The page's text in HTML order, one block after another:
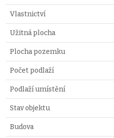
Vlastnictví
Užitná plocha
Plocha pozemku
Počet podlaží
Podlaží umístění
Stav objektu
Budova